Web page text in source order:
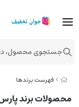
فهرست برندها
محصولات برند
جستجوی محصول،